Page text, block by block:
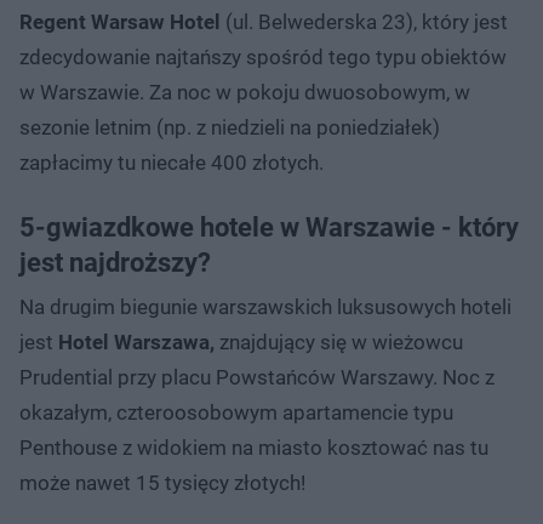
Regent Warsaw Hotel (ul. Belwederska 23), który jest
zdecydowanie najtańszy spośród tego typu obiektów
w Warszawie. Za noc w pokoju dwuosobowym, w
sezonie letnim (np. z niedzieli na poniedziałek)
zapłacimy tu niecałe 400 złotych.
5-gwiazdkowe hotele w Warszawie - który
jest najdroższy?
Na drugim biegunie warszawskich luksusowych hoteli
jest Hotel Warszawa, znajdujący się w wieżowcu
Prudential przy placu Powstańców Warszawy. Noc z
okazałym, czteroosobowym apartamencie typu
Penthouse z widokiem na miasto kosztować nas tu
może nawet 15 tysięcy złotych!